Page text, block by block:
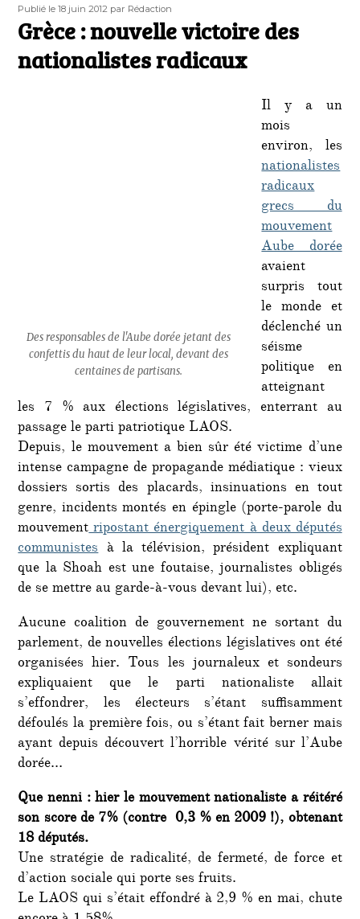
Publié
le
Publié le 18 juin 2012 Auteur
par Rédaction
Grèce : nouvelle victoire des
nationalistes radicaux
Des responsables de l'Aube dorée jetant des
confettis du haut de leur local, devant des
centaines de partisans.
Il y a un
mois
environ, les
nationalistes
radicaux
grecs du
mouvement
Aube dorée
avaient
surpris tout
le monde et
déclenché un
séisme
politique en
atteignant
les 7 % aux élections législatives, enterrant au
passage le parti patriotique LAOS.
Depuis, le mouvement a bien sûr été victime d’une
intense campagne de propagande médiatique : vieux
dossiers sortis des placards, insinuations en tout
genre, incidents montés en épingle (porte-parole du
mouvementripostant énergiquement à deux députés
communistesà la télévision, président expliquant
que la Shoah est une foutaise, journalistes obligés
de se mettre au garde-à-vous devant lui), etc.
Aucune coalition de gouvernement ne sortant du
parlement, de nouvelles élections législatives ont été
organisées hier. Tous les journaleux et sondeurs
expliquaient que le parti nationaliste allait
s’effondrer, les électeurs s’étant suffisamment
défoulés la première fois, ou s’étant fait berner mais
ayant depuis découvert l’horrible vérité sur l’Aube
dorée…
Que nenni : hier le mouvement nationaliste a réitéré
son score de 7% (contre 0,3 % en 2009 !), obtenant
18 députés.
Une stratégie de radicalité, de fermeté, de force et
d’action sociale qui porte ses fruits.
Le LAOS qui s’était effondré à 2,9 % en mai, chute